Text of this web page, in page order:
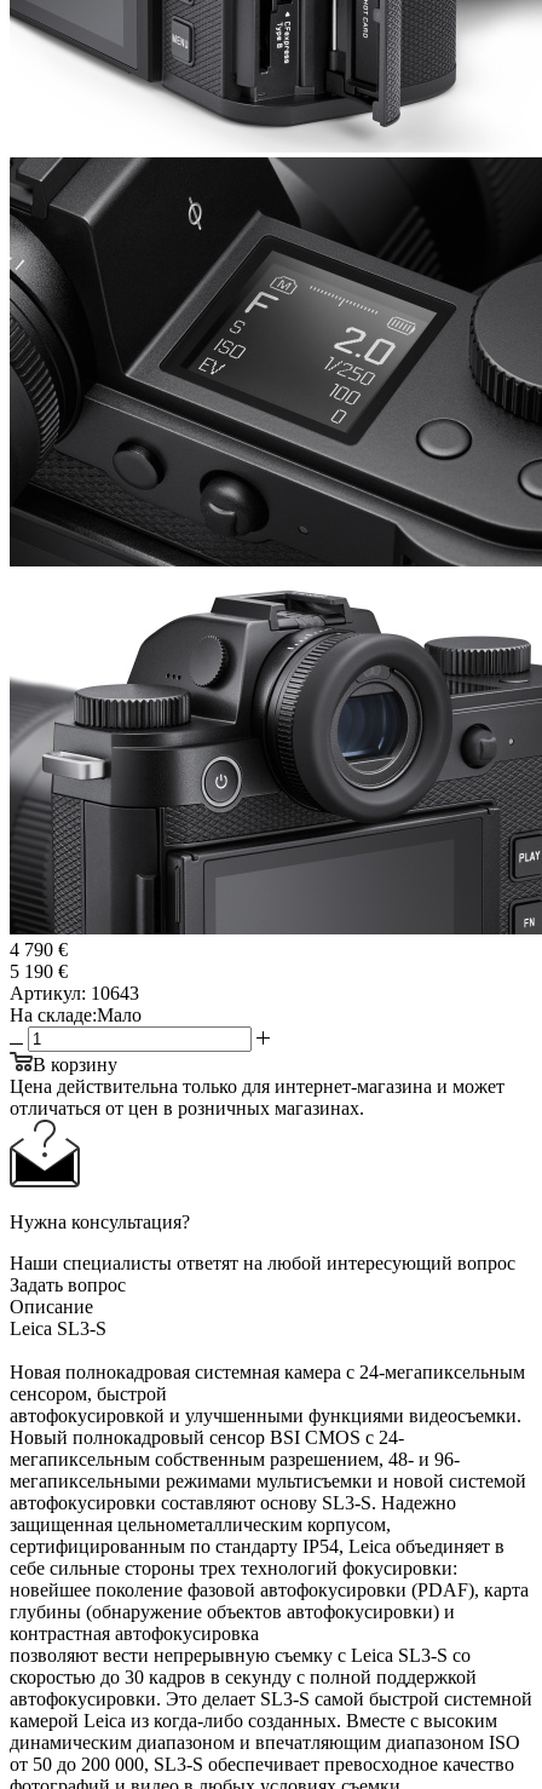
4 790 €
5 190 €
Артикул: 10643
На складе:Мало
В корзину
Цена действительна только для интернет-магазина и может
отличаться от цен в розничных магазинах.
Нужна консультация?
Наши специалисты ответят на любой интересующий вопрос
Задать вопрос
Описание
Leica SL3-S
Новая полнокадровая системная камера с 24-мегапиксельным
сенсором, быстрой
автофокусировкой и улучшенными функциями видеосъемки.
Новый полнокадровый сенсор BSI CMOS с 24-
мегапиксельным собственным разрешением, 48- и 96-
мегапиксельными режимами мультисъемки и новой системой
автофокусировки составляют основу SL3-S. Надежно
защищенная цельнометаллическим корпусом,
сертифицированным по стандарту IP54, Leica объединяет в
себе сильные стороны трех технологий фокусировки:
новейшее поколение фазовой автофокусировки (PDAF), карта
глубины (обнаружение объектов автофокусировки) и
контрастная автофокусировка
позволяют вести непрерывную съемку с Leica SL3-S со
скоростью до 30 кадров в секунду с полной поддержкой
автофокусировки. Это делает SL3-S самой быстрой системной
камерой Leica из когда-либо созданных. Вместе с высоким
динамическим диапазоном и впечатляющим диапазоном ISO
от 50 до 200 000, SL3-S обеспечивает превосходное качество